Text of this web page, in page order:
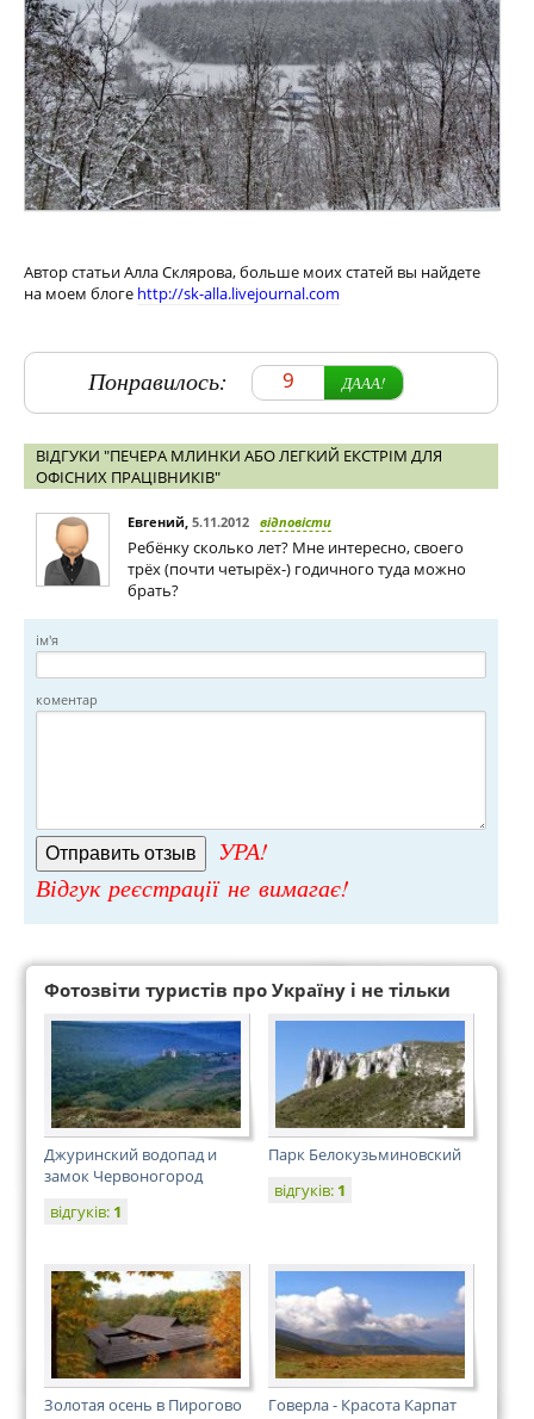
Автор статьи Алла Склярова, больше моих статей вы найдете
на моем блоге http://sk-alla.livejournal.com
Понравилось: 9 ДААА!
ВІДГУКИ "ПЕЧЕРА МЛИНКИ АБО ЛЕГКИЙ ЕКСТРІМ ДЛЯ
ОФІСНИХ ПРАЦІВНИКІВ"
Евгений, 5.11.2012 відповісти
Ребёнку сколько лет? Мне интересно, своего
трёх (почти четырёх-) годичного туда можно
брать?
ім'я
коментар
УРА!
Відгук реєстрації не вимагає!
Фотозвіти туристів про Україну і не тільки
Джуринский водопад и
замок Червоногород
відгуків: 1
Парк Белокузьминовский
відгуків: 1
Золотая осень в Пирогово Говерла - Красота Карпат